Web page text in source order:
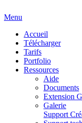
Menu
Accueil
Télécharger
Tarifs
Portfolio
Ressources
Aide
Documents
Extension
Galerie
Support